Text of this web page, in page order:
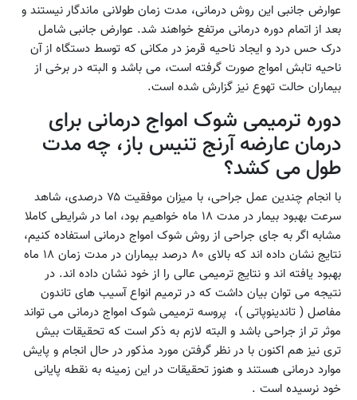
عوارض جانبی این روش درمانی، مدت زمان طولانی ماندگار نیستند و
بعد از اتمام دوره درمانی مرتفع خواهند شد. عوارض جانبی شامل
درک حس درد و ایجاد ناحیه قرمز در مکانی که توسط دستگاه از آن
ناحیه تابش امواج صورت گرفته است، می باشد و البته در برخی از
بیماران حالت تهوع نیز گزارش شده است.
دوره ترمیمی شوک امواج درمانی برای
درمان عارضه آرنج تنیس باز، چه مدت
طول می کشد؟
با انجام چندین عمل جراحی، با میزان موفقیت ۷۵ درصدی، شاهد
سرعت بهبود بیمار در مدت ۱۸ ماه خواهیم بود، اما در شرایطی کاملا
مشابه اگر به جای جراحی از روش شوک امواج درمانی استفاده کنیم،
نتایج نشان داده اند که بالای ۸۰ درصد بیماران در مدت زمان ۱۸ ماه
بهبود یافته اند و نتایج ترمیمی عالی را از خود نشان داده اند. در
نتیجه می توان بیان داشت که در ترمیم انواع آسیب های تاندون
مفاصل ( تاندینوپاتی )، پروسه ترمیمی شوک امواج درمانی می تواند
موثر تر از جراحی باشد و البته لازم به ذکر است که تحقیقات بیش
تری نیز هم اکنون با در نظر گرفتن مورد مذکور در حال انجام و پایش
موارد درمانی هستند و هنوز تحقیقات در این زمینه به نقطه پایانی
خود نرسیده است .